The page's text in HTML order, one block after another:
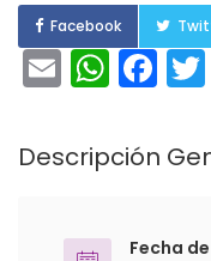
Facebook
Email
Descripción
Fecha